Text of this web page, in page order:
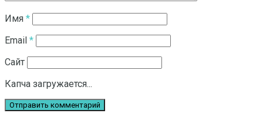
Имя *
Email *
Сайт
Капча загружается...